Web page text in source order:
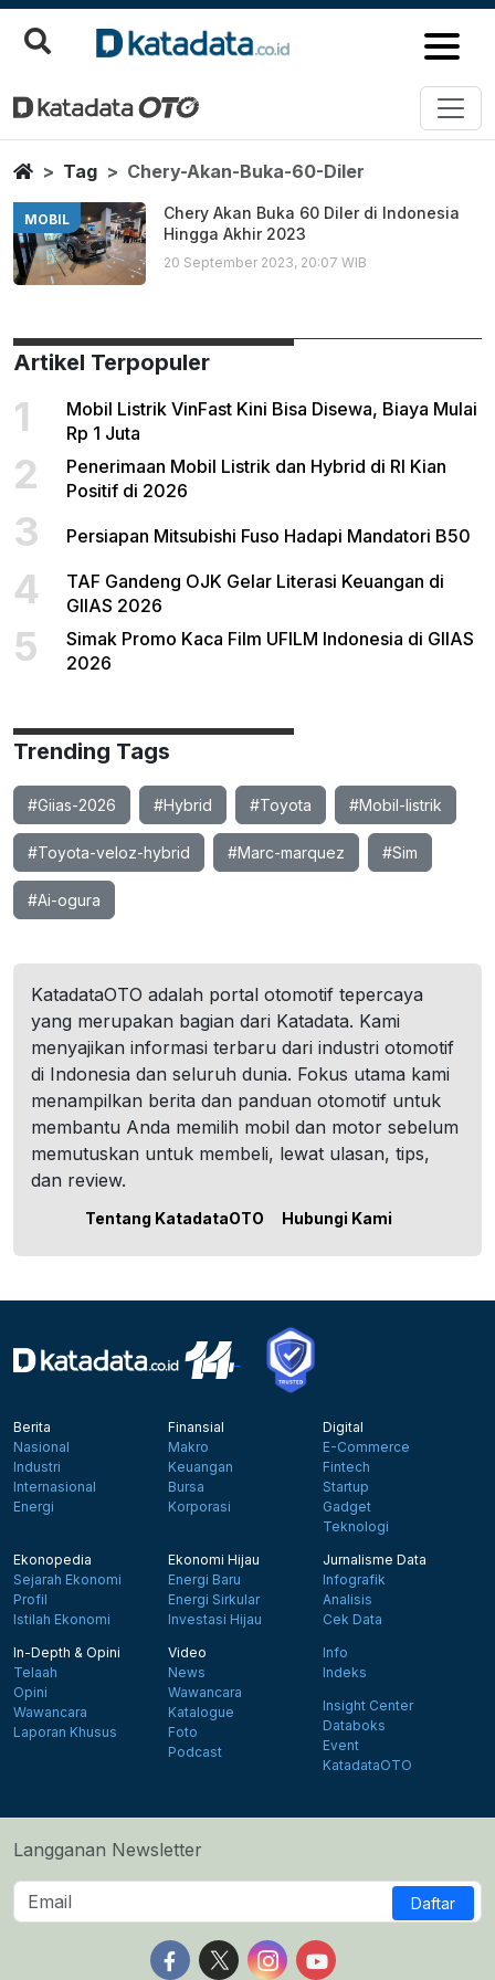
Chery Akan Buka 60 Diler
Berita Terbaru
HomeTag Chery-Akan-Buka-60-Diler
MOBIL
Chery Akan Buka 60 Diler di Indonesia
Hingga Akhir 2023
20 September 2023, 20:07 WIB
Artikel Terpopuler
1
Mobil Listrik VinFast Kini Bisa Disewa, Biaya Mulai
Rp 1 Juta
2
Penerimaan Mobil Listrik dan Hybrid di RI Kian
Positif di 2026
3 Persiapan Mitsubishi Fuso Hadapi Mandatori B50
4
TAF Gandeng OJK Gelar Literasi Keuangan di
GIIAS 2026
5
Simak Promo Kaca Film UFILM Indonesia di GIIAS
2026
Trending Tags
#Giias-2026 #Hybrid #Toyota #Mobil-listrik
#Toyota-veloz-hybrid #Marc-marquez #Sim
#Ai-ogura
KatadataOTO adalah portal otomotif tepercaya
yang merupakan bagian dari Katadata. Kami
menyajikan informasi terbaru dari industri otomotif
di Indonesia dan seluruh dunia. Fokus utama kami
menampilkan berita dan panduan otomotif untuk
membantu Anda memilih mobil dan motor sebelum
memutuskan untuk membeli, lewat ulasan, tips,
dan review.
Tentang KatadataOTO Hubungi Kami
Berita
Nasional
Industri
Internasional
Energi
Finansial
Makro
Keuangan
Bursa
Korporasi
Digital
E-Commerce
Fintech
Startup
Gadget
Teknologi
Ekonopedia
Sejarah Ekonomi
Profil
Istilah Ekonomi
Ekonomi Hijau
Energi Baru
Energi Sirkular
Investasi Hijau
Jurnalisme Data
Infografik
Analisis
Cek Data
In-Depth & Opini
Telaah
Opini
Wawancara
Laporan Khusus
Video
News
Wawancara
Katalogue
Foto
Podcast
Info
Indeks
Insight Center
Databoks
Event
KatadataOTO
Langganan Newsletter
Daftar
Follow us on Facebook
Follow us on X
Follow us on Instagram
Follow us on